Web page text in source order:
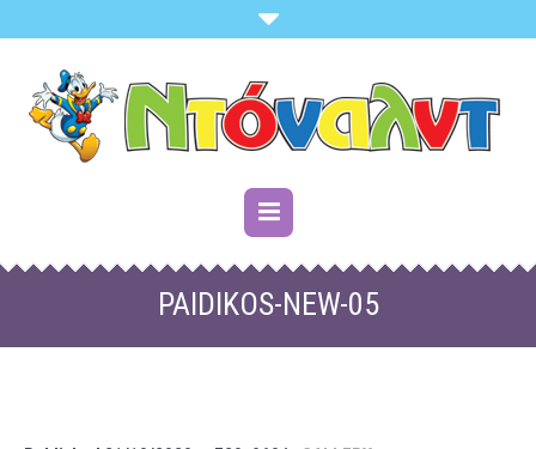
PAIDIKOS-NEW-05